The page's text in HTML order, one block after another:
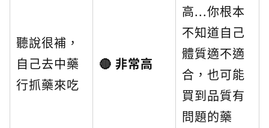
聽說很補，
自己去中藥
行抓藥來吃
🔴 非常高
高...你根本
不知道自己
體質適不適
合，也可能
買到品質有
問題的藥